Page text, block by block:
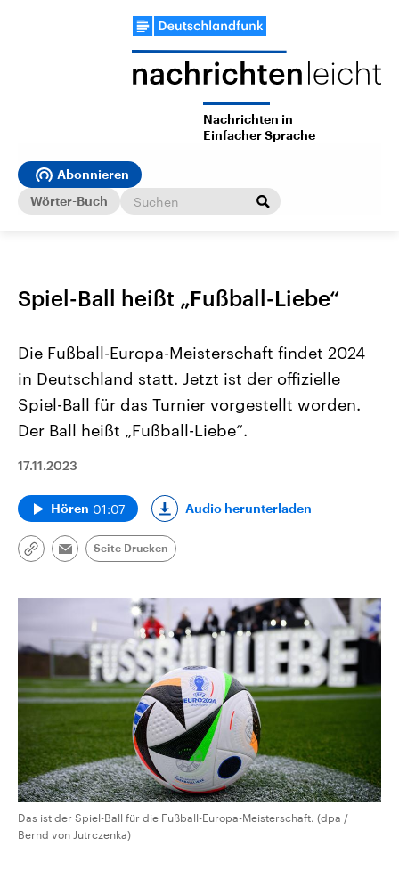
Nachrichten in
Einfacher Sprache
Abonnieren
Wörter-Buch
Spiel-Ball heißt „Fußball-Liebe“
Die Fußball-Europa-Meisterschaft findet 2024
in Deutschland statt. Jetzt ist der offizielle
Spiel-Ball für das Turnier vorgestellt worden.
Der Ball heißt „Fußball-Liebe“.
17.11.2023
Hören 01:07 Audio herunterladen
Link
Email
Seite Drucken
Das ist der Spiel-Ball für die Fußball-Europa-Meisterschaft. (dpa /
Bernd von Jutrczenka)